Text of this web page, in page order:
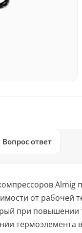
Вопрос ответ
от рабочей
при
термоэлемента